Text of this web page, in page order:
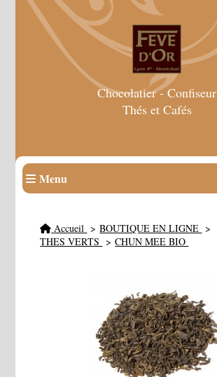
Chocolatier - Confiseur
Thés et Cafés
Menu
Accueil
BOUTIQUE EN LIGNE
THES VERTS
CHUN MEE BIO